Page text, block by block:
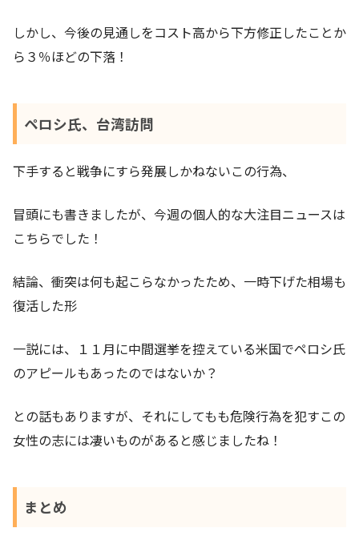
しかし、今後の見通しをコスト高から下方修正したことか
ら３％ほどの下落！
ペロシ氏、台湾訪問
下手すると戦争にすら発展しかねないこの行為、
冒頭にも書きましたが、今週の個人的な大注目ニュースは
こちらでした！
結論、衝突は何も起こらなかったため、一時下げた相場も
復活した形
一説には、１１月に中間選挙を控えている米国でペロシ氏
のアピールもあったのではないか？
との話もありますが、それにしてもも危険行為を犯すこの
女性の志には凄いものがあると感じましたね！
まとめ